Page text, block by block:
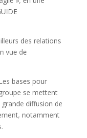
des relations
vue de
bases pour
se mettent
grande diffusion de
notamment